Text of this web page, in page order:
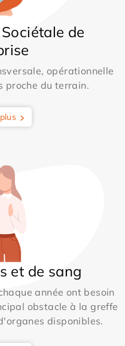
de
opérationnelle
proche du terrain.
et de sang
année ont besoin
obstacle à la greffe
disponibles.